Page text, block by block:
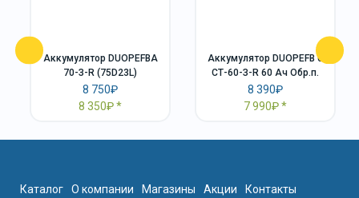
Аккумулятор DUOPEFBА
70-З-R (75D23L)
8 750₽
8 350₽
Аккумулятор DUOPEFB 6
СТ-60-З-R 60 Ач Обр.п.
8 390₽
7 990₽
Каталог О компании Магазины Акции
Контакты